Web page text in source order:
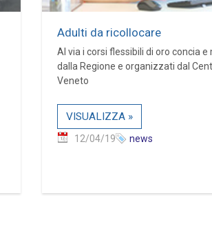
Adulti da ricollocare
Al via i corsi flessibili di oro concia
dalla Regione e organizzati dal
Veneto
VISUALIZZA »
12/04/19 news